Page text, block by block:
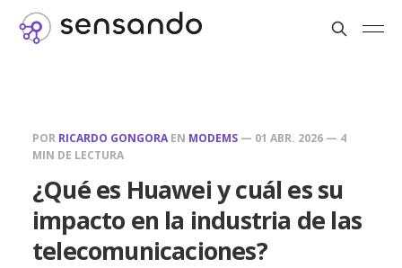
POR RICARDO GONGORA EN MODEMS — 01 ABR. 2026 — 4
MIN DE LECTURA
¿Qué es Huawei y cuál es su
impacto en la industria de las
telecomunicaciones?